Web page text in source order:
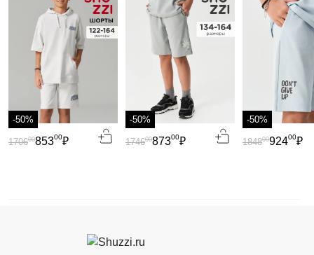
-50%
85300₽
170600
-50%
87300₽
174600
-50%
92400₽
184800